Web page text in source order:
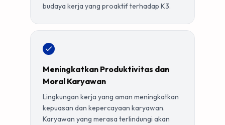
budaya kerja yang proaktif terhadap K3.
Meningkatkan Produktivitas dan
Moral Karyawan
Lingkungan kerja yang aman meningkatkan
kepuasan dan kepercayaan karyawan.
Karyawan yang merasa terlindungi akan